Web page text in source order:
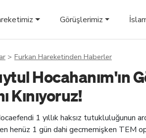
Görüşlerimiz
Furkan Hareketinden Haberler
Hocahanım'ın
Kınıyoruz!
1 yıllık haksız tutukluluğunun
henüz 1 gün dahi gecmemişken TEM